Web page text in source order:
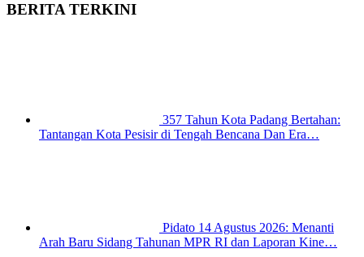
BERITA TERKINI
357 Tahun Kota Padang Bertahan:
Tantangan Kota Pesisir di Tengah Bencana Dan Era…
Pidato 14 Agustus 2026: Menanti
Arah Baru Sidang Tahunan MPR RI dan Laporan Kine…